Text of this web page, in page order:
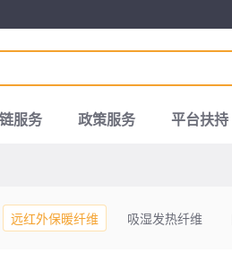
服务 政策服务 平台扶持
远红外保暖纤维 吸湿发热纤维